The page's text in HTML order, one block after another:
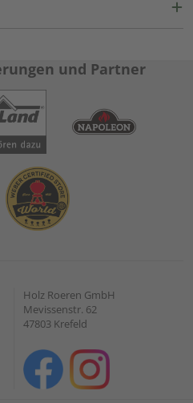
und Partner
Holz Roeren GmbH
Mevissenstr. 62
47803 Krefeld